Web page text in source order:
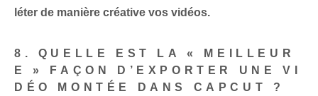
léter de manière créative vos vidéos.
8. QUELLE EST LA « MEILLEUR
E » FAÇON D’EXPORTER UNE VI
DÉO MONTÉE DANS CAPCUT ?